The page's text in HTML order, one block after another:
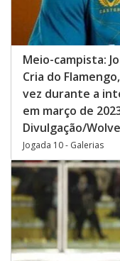
Meio-campista:
Cria do
vez durante a
em março de
Divulgação/
Jogada 10 - Galerias